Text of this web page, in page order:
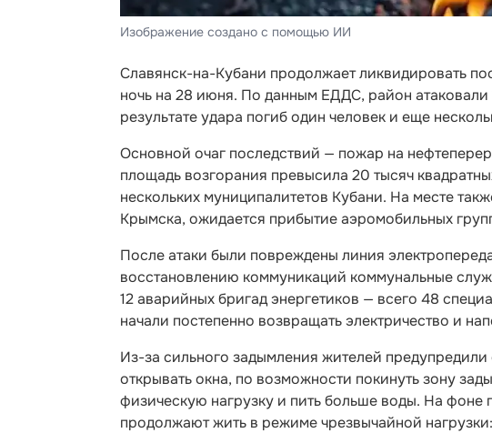
Изображение создано с помощью ИИ
Славянск-на-Кубани продолжает ликвидировать
ночь на 28 июня. По данным ЕДДС, район атаковали
результате удара погиб один человек и еще
Основной очаг последствий — пожар на
площадь возгорания превысила 20 тысяч
нескольких муниципалитетов Кубани. На месте
Крымска, ожидается прибытие аэромобильных
После атаки были повреждены линия
восстановлению коммуникаций коммунальные
12 аварийных бригад энергетиков — всего 48
начали постепенно возвращать электричество и
Из-за сильного задымления жителей
открывать окна, по возможности покинуть зону
физическую нагрузку и пить больше воды. На
продолжают жить в режиме чрезвычайной